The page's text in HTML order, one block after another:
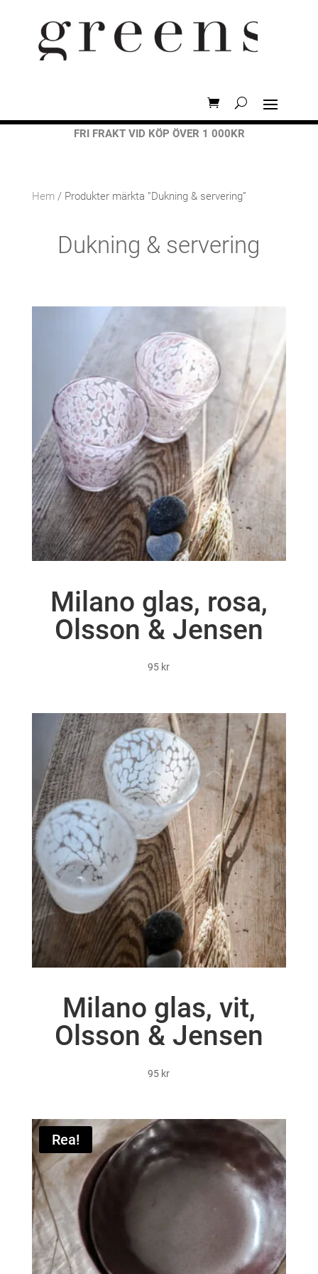
FRI FRAKT VID KÖP ÖVER 1 000KR
Hem/ Produkter märkta ”Dukning & servering”
Dukning & servering
Milano glas, rosa,
Olsson & Jensen
95 kr
Milano glas, vit,
Olsson & Jensen
95 kr
Rea!